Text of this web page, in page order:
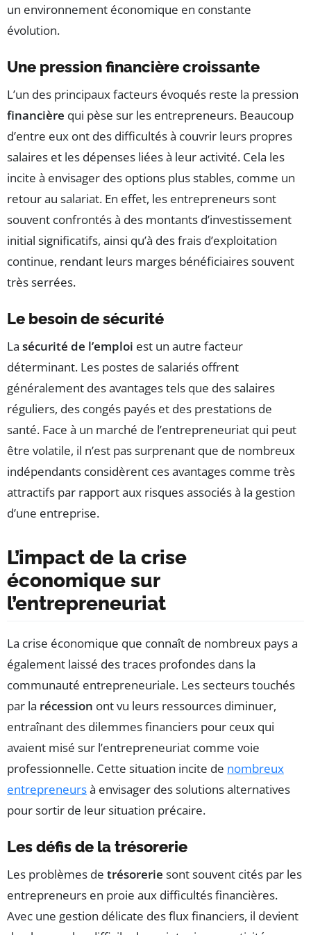
un environnement économique en constante
évolution.
Une pression financière croissante
L’un des principaux facteurs évoqués reste la pression
financière qui pèse sur les entrepreneurs. Beaucoup
d’entre eux ont des difficultés à couvrir leurs propres
salaires et les dépenses liées à leur activité. Cela les
incite à envisager des options plus stables, comme un
retour au salariat. En effet, les entrepreneurs sont
souvent confrontés à des montants d’investissement
initial significatifs, ainsi qu’à des frais d’exploitation
continue, rendant leurs marges bénéficiaires souvent
très serrées.
Le besoin de sécurité
La sécurité de l’emploi est un autre facteur
déterminant. Les postes de salariés offrent
généralement des avantages tels que des salaires
réguliers, des congés payés et des prestations de
santé. Face à un marché de l’entrepreneuriat qui peut
être volatile, il n’est pas surprenant que de nombreux
indépendants considèrent ces avantages comme très
attractifs par rapport aux risques associés à la gestion
d’une entreprise.
L’impact de la crise
économique sur
l’entrepreneuriat
La crise économique que connaît de nombreux pays a
également laissé des traces profondes dans la
communauté entrepreneuriale. Les secteurs touchés
par la récession ont vu leurs ressources diminuer,
entraînant des dilemmes financiers pour ceux qui
avaient misé sur l’entrepreneuriat comme voie
professionnelle. Cette situation incite de nombreux
entrepreneursà envisager des solutions alternatives
pour sortir de leur situation précaire.
Les défis de la trésorerie
Les problèmes de trésorerie sont souvent cités par les
entrepreneurs en proie aux difficultés financières.
Avec une gestion délicate des flux financiers, il devient